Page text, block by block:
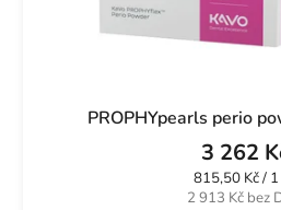
PROPHYpearls perio
2 913 Kč bez
3 262
Měrná
cena:
815,50 Kč /